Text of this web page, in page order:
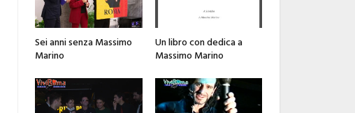
Sei anni senza Massimo
Marino
Un libro con dedica a
Massimo Marino